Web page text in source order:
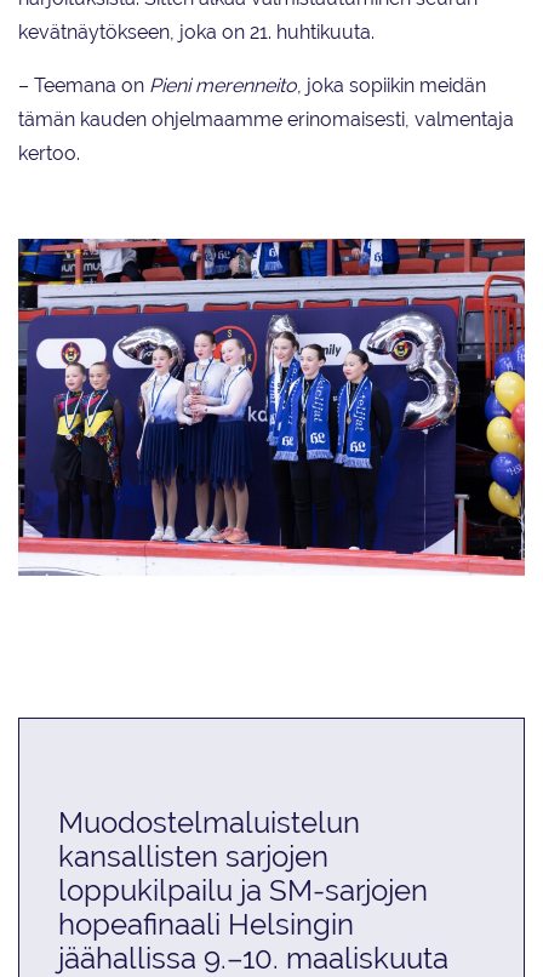
kevätnäytökseen, joka on 21. huhtikuuta.
– Teemana on Pieni merenneito , joka sopiikin meidän
tämän kauden ohjelmaamme erinomaisesti, valmentaja
kertoo.
Muodostelmaluistelun
kansallisten sarjojen
loppukilpailu ja SM-sarjojen
hopeafinaali Helsingin
jäähallissa 9.–10. maaliskuuta